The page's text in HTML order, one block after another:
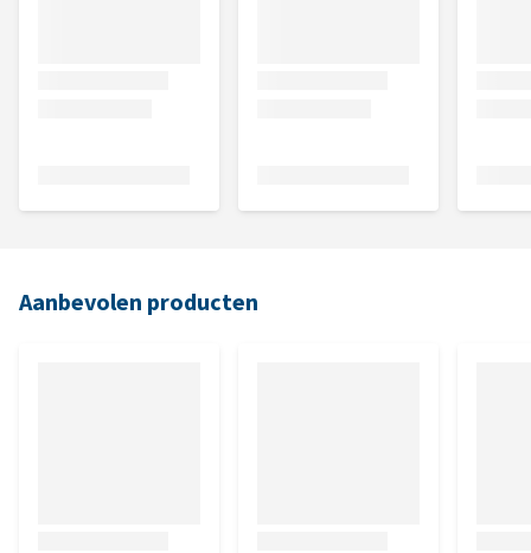
Aanbevolen producten